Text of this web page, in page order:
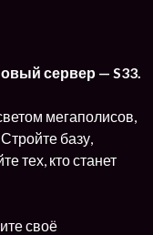
сервер — S33.
мегаполисов,
базу,
тех, кто станет
своё